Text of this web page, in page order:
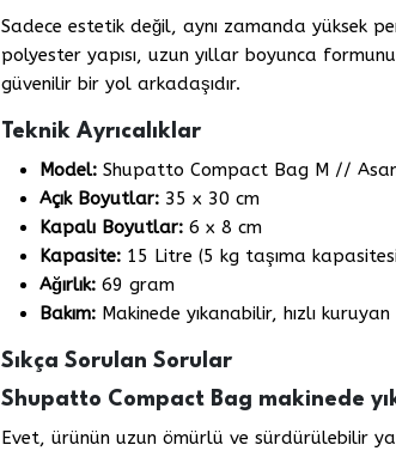
Sadece estetik değil, aynı zamanda yüksek
polyester yapısı, uzun yıllar boyunca
güvenilir bir yol arkadaşıdır.
Teknik Ayrıcalıklar
Model: Shupatto Compact Bag M //
Açık Boyutlar: 35 x 30 cm
Kapalı Boyutlar: 6 x 8 cm
Kapasite: 15 Litre (5 kg taşıma
Ağırlık: 69 gram
Bakım: Makinede yıkanabilir, hızlı
Sıkça Sorulan Sorular
Shupatto Compact Bag makinede
Evet, ürünün uzun ömürlü ve sürdürülebilir